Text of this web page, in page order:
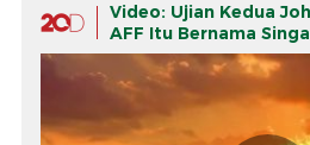
Video: Ujian Kedua
AFF Itu Bernama